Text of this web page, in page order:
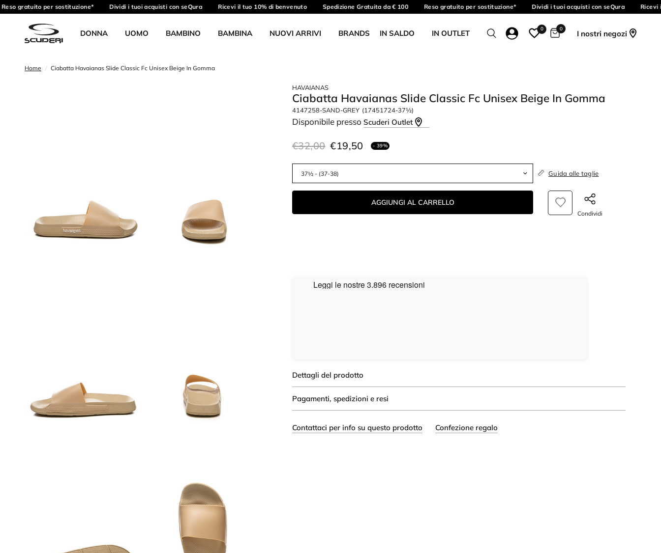
gratuito per sostituzione* Dividi i tuoi acquisti con seQura Ricevi il tuo 10% di benvenuto Spedizione Gratuita da € 100 Reso gratuito per sostituzione* Dividi i tuoi acquisti con seQura Ricevi
DONNA UOMO BAMBINO BAMBINA NUOVI ARRIVI BRANDS IN SALDO IN OUTLET 0 0
I nostri negozi
Home / Ciabatta Havaianas Slide Classic Fc Unisex Beige In Gomma
HAVAIANAS
Ciabatta Havaianas Slide Classic Fc Unisex Beige In Gomma
4147258-SAND-GREY (17451724-37½)
Disponibile pressoScuderi Outlet
€32,00 €19,50 - 39%
Guida alle taglie
AGGIUNGI AL CARRELLO
Condividi
Dettagli del prodotto
Pagamenti, spedizioni e resi
Contattaci per info su questo prodotto Confezione regalo